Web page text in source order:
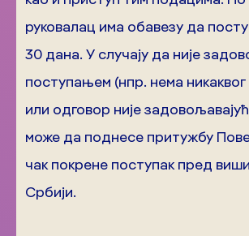
руковалац има обавезу да
30 дана. У случају да није
поступањем (нпр. нема
или одговор није
може да поднесе притужбу
чак покрене поступак пред
Србији.